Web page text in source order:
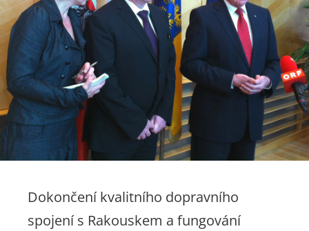
Dokončení kvalitního dopravního
spojení s Rakouskem a fungování